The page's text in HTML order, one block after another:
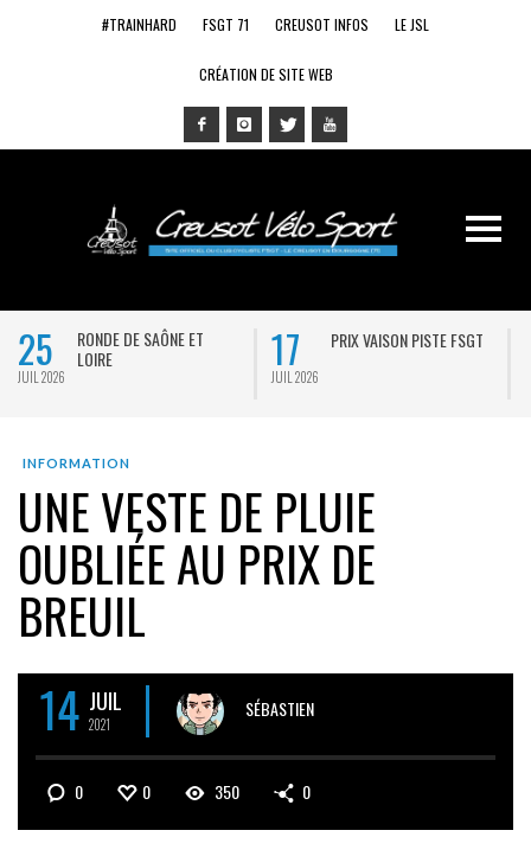
#TRAINHARD FSGT 71 CREUSOT INFOS LE JSL
CRÉATION DE SITE WEB
25
JUIL 2026
RONDE DE SAÔNE ET
LOIRE
17
JUIL 2026
PRIX VAISON PISTE FSGT
INFORMATION
UNE VESTE DE PLUIE
OUBLIÉE AU PRIX DE
BREUIL
14 JUIL
2021
SÉBASTIEN
0 0 350 0